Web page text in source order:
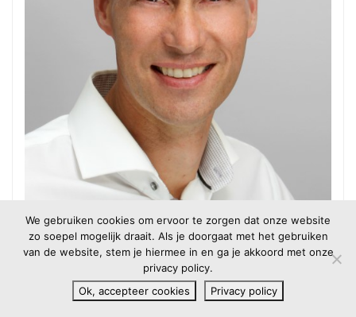
We gebruiken cookies om ervoor te zorgen dat onze website
zo soepel mogelijk draait. Als je doorgaat met het gebruiken
van de website, stem je hiermee in en ga je akkoord met onze
privacy policy.
Ok, accepteer cookies
Privacy policy